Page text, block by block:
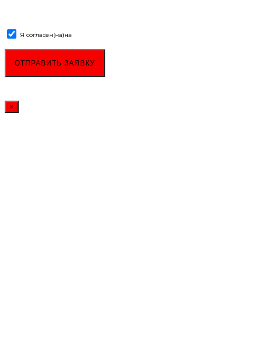
Я согласен(на)на
×